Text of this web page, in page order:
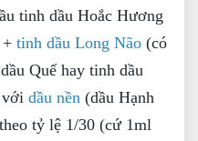
tinh dầu Hoắc Hương
+ tinh dầu Long Não (có
Quế hay tinh dầu
với dầu nền (dầu Hạnh
tỷ lệ 1/30 (cứ 1ml